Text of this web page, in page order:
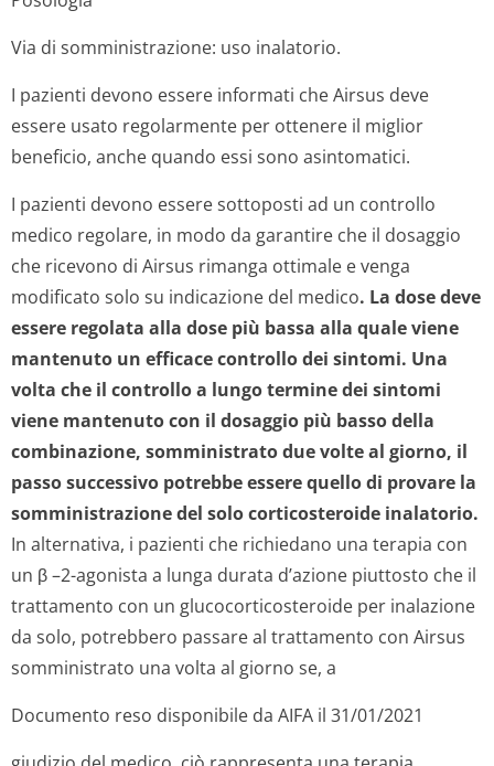
Via di somministrazione: uso inalatorio.
I pazienti devono essere informati che Airsus deve
essere usato regolarmente per ottenere il miglior
beneficio, anche quando essi sono asintomatici.
I pazienti devono essere sottoposti ad un controllo
medico regolare, in modo da garantire che il dosaggio
che ricevono di Airsus rimanga ottimale e venga
modificato solo su indicazione del medico. La dose deve
essere regolata alla dose più bassa alla quale viene
mantenuto un efficace controllo dei sintomi. Una
volta che il controllo a lungo termine dei sintomi
viene mantenuto con il dosaggio più basso della
combinazione, somministrato due volte al giorno, il
passo successivo potrebbe essere quello di provare la
somministrazione del solo corticosteroide inalatorio.
In alternativa, i pazienti che richiedano una terapia con
un β –2-agonista a lunga durata d’azione piuttosto che il
trattamento con un glucocorticos­teroide per inalazione
da solo, potrebbero passare al trattamento con Airsus
somministrato una volta al giorno se, a
Documento reso disponibile da AIFA il 31/01/2021